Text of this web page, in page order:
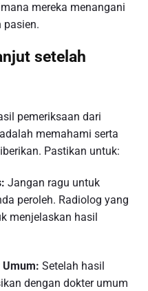
mereka menangani
pasien.
setelah
pemeriksaan dari
memahami serta
Pastikan untuk:
Jangan ragu untuk
peroleh. Radiolog yang
menjelaskan hasil
Umum: Setelah hasil
dengan dokter umum